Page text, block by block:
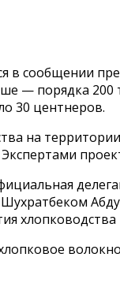
в сообщении
— порядка 200
30 центнеров.
на